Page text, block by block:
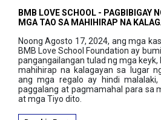
BMB LOVE SCHOOL - PAGBIBIGAY
MGA TAO SA MAHIHIRAP NA
Noong Agosto 17, 2024, ang mga
BMB Love School Foundation ay
pangangailangan tulad ng mga keyk,
mahihirap na kalagayan sa lugar
ang mga regalo ay hindi
paggalang at pagmamahal para sa
at mga Tiyo dito.